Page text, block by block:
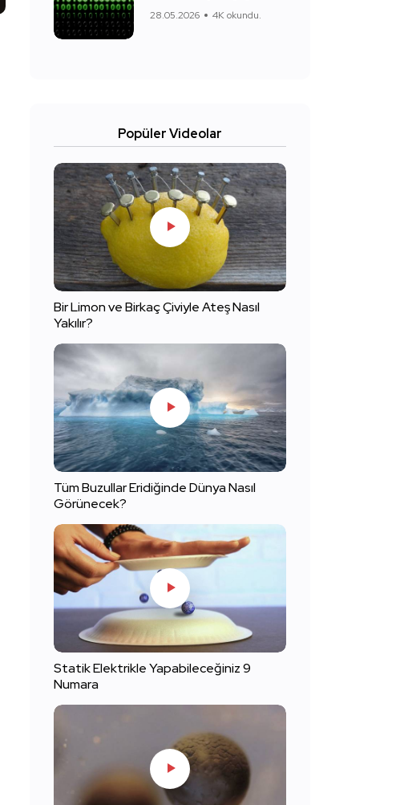
28.05.2026 4K okundu.
Popüler Videolar
Bir Limon ve Birkaç Çiviyle Ateş Nasıl
Yakılır?
Tüm Buzullar Eridiğinde Dünya Nasıl
Görünecek?
Statik Elektrikle Yapabileceğiniz 9
Numara